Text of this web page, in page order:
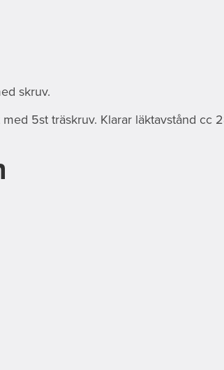
skruv.
5st träskruv. Klarar läktavstånd cc